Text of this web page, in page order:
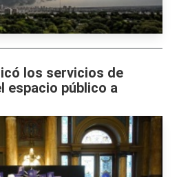
los servicios de
espacio público a